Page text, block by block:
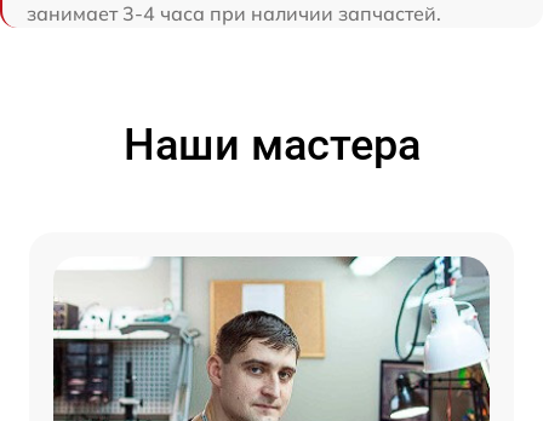
занимает 3-4 часа при наличии запчастей.
Наши мастера